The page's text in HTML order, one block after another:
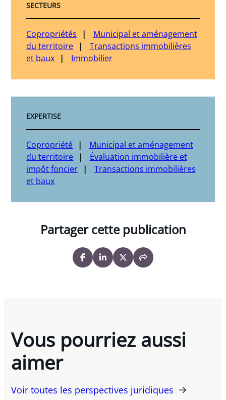
SECTEURS
Copropriétés
Municipal et aménagement
du territoire
Transactions immobilières
et baux
Immobilier
EXPERTISE
Copropriété
Municipal et aménagement
du territoire
Évaluation immobilière et
impôt foncier
Transactions immobilières
et baux
Partager cette publication
Vous pourriez aussi
aimer
Voir toutes les perspectives juridiques